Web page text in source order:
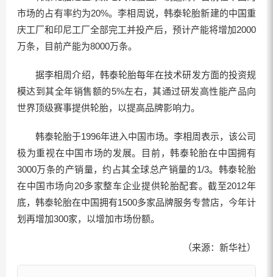
市场的占有率约为20%。李相周说，韩泰轮胎新建的中国重
庆工厂和印尼工厂全部完工并投产后，预计产能将增加2000
万条，目前产能为8000万条。
据李相周介绍，韩泰轮胎每年在技术研发方面的投资规
模达到其全年销售额的5%左右，其通过研发高性能产品向
世界顶级赛事提供轮胎，以提高品牌影响力。
韩泰轮胎于1996年进入中国市场。李相周表示，该公司
极为重视在中国市场的发展。目前，韩泰轮胎在中国拥有
3000万条的产销量，约占其全球总产销量的1/3。韩泰轮胎
在中国市场向20多家整车企业提供轮胎配套。截至2012年
底，韩泰轮胎在中国拥有1500多家品牌服务专营店，今年计
划再增加300家，以增加市场份额。
（来源：新华社）